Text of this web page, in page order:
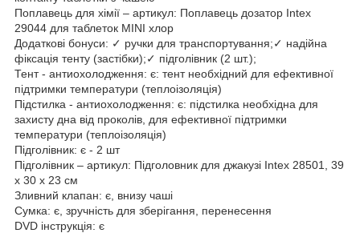
Поплавець для хімії – артикул: Поплавець дозатор Intex
29044 для таблеток MINI хлор
Додаткові бонуси: ✓ ручки для транспортування;✓ надійна
фіксація тенту (застібки);✓ підголівник (2 шт.);
Тент - антиохолодження: є: тент необхідний для ефективної
підтримки температури (теплоізоляція)
Підстилка - антиохолодження: є: підстилка необхідна для
захисту дна від проколів, для ефективної підтримки
температури (теплоізоляція)
Підголівник: є - 2 шт
Підголівник – артикул: Підголовник для джакузі Intex 28501, 39
х 30 х 23 см
Зливний клапан: є, внизу чаші
Сумка: є, зручність для зберігання, перенесення
DVD інструкція: є